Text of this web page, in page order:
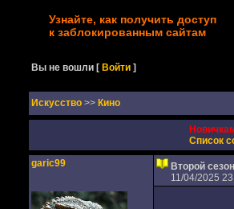
Узнайте, как получить доступ
к заблокированным сайтам
Вы не вошли [Войти ]
Искусство >> Кино
Список
garic99
Второй
11/04/2025